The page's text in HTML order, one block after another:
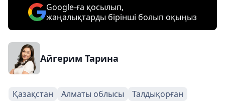
Google-ға қосылып,
жаңалықтарды бірінші болып оқыңыз
Айгерим Тарина
Қазақстан Алматы облысы Талдықорған